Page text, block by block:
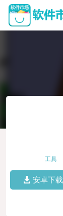
工具
安卓下载